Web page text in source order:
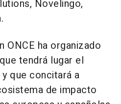
Novelingo,
ONCE ha organizado
tendrá lugar el
que concitará a
de impacto